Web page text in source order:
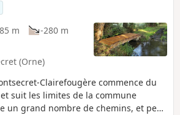
m
-280 m
(Orne)
Clairefougère commence du
suit les limites de la commune
un grand nombre de chemins, et peut